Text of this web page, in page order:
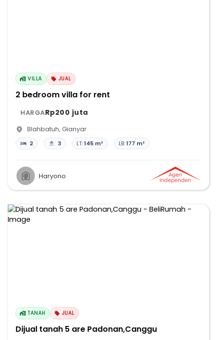
VILLA JUAL
2 bedroom villa for rent
HARGARp200 juta
Blahbatuh, Gianyar
2 3 LT:145 m² LB:177 m²
Haryono
TANAH JUAL
Dijual tanah 5 are Padonan,Canggu